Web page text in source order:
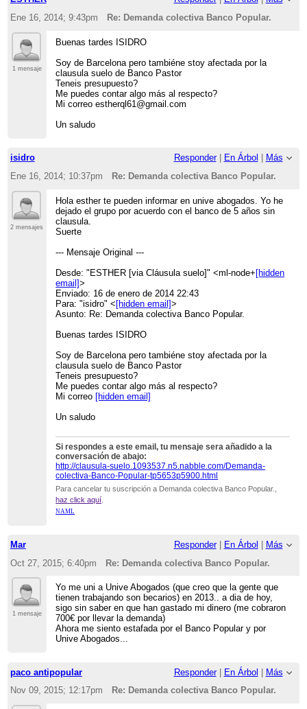
Ene 16, 2014; 9:43pm
Re: Demanda colectiva Banco Popular.
1 mensaje
Buenas tardes ISIDRO
Soy de Barcelona pero tambiéne stoy afectada por la
clausula suelo de Banco Pastor
Teneis presupuesto?
Me puedes contar algo más al respecto?
Mi correo estherql61@gmail.com
Un saludo
isidro Responder| En Árbol
Más
Ene 16, 2014; 10:37pm
Re: Demanda colectiva Banco Popular.
2 mensajes
Hola esther te pueden informar en unive abogados. Yo he
dejado el grupo por acuerdo con el banco de 5 años sin
clausula.
Suerte
--- Mensaje Original ---
Desde: "ESTHER [via Cláusula suelo]" <ml-node+[hidden
email]>
Enviado: 16 de enero de 2014 22:43
Para: "isidro" <[hidden email]>
Asunto: Re: Demanda colectiva Banco Popular.
Buenas tardes ISIDRO
Soy de Barcelona pero tambiéne stoy afectada por la
clausula suelo de Banco Pastor
Teneis presupuesto?
Me puedes contar algo más al respecto?
Mi correo [hidden email]
Un saludo
Si respondes a este email, tu mensaje sera añadido a la
conversación de abajo:
http://clausula-suelo.1093537.n5.nabble.com/Demanda-
colectiva-Banco-Popular-tp5653p5900.html
Para cancelar tu suscripción a Demanda colectiva Banco Popular.,
haz click aquí.
NAML
Mar Responder| En Árbol | Más
Oct 27, 2015; 6:40pm
Re: Demanda colectiva Banco Popular.
1 mensaje
Yo me uni a Unive Abogados (que creo que la gente que
tienen trabajando son becarios) en 2013.. a dia de hoy,
sigo sin saber en que han gastado mi dinero (me cobraron
700€ por llevar la demanda)
Ahora me siento estafada por el Banco Popular y por
Unive Abogados...
paco antipopular Responder| En Árbol | Más
Nov 09, 2015; 12:17pm
Re: Demanda colectiva Banco Popular.